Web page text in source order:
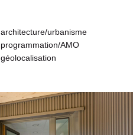
architecture/urbanisme
programmation/AMO
géolocalisation